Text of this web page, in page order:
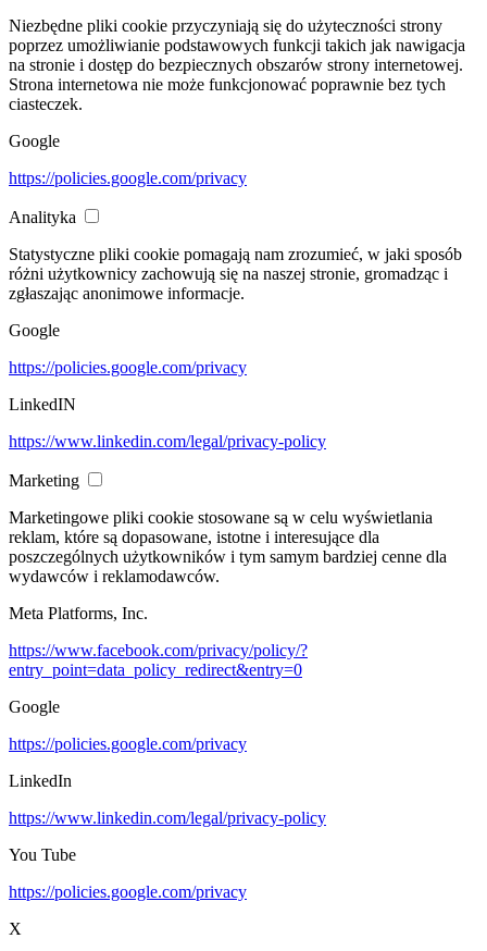
Niezbędne pliki cookie przyczyniają się do użyteczności strony
poprzez umożliwianie podstawowych funkcji takich jak nawigacja
na stronie i dostęp do bezpiecznych obszarów strony internetowej.
Strona internetowa nie może funkcjonować poprawnie bez tych
ciasteczek.
Google
https://policies.google.com/privacy
Analityka
Statystyczne pliki cookie pomagają nam zrozumieć, w jaki sposób
różni użytkownicy zachowują się na naszej stronie, gromadząc i
zgłaszając anonimowe informacje.
Google
https://policies.google.com/privacy
LinkedIN
https://www.linkedin.com/legal/privacy-policy
Marketing
Marketingowe pliki cookie stosowane są w celu wyświetlania
reklam, które są dopasowane, istotne i interesujące dla
poszczególnych użytkowników i tym samym bardziej cenne dla
wydawców i reklamodawców.
Meta Platforms, Inc.
https://www.facebook.com/privacy/policy/?
entry_point=data_policy_redirect&entry=0
Google
https://policies.google.com/privacy
LinkedIn
https://www.linkedin.com/legal/privacy-policy
You Tube
https://policies.google.com/privacy
X